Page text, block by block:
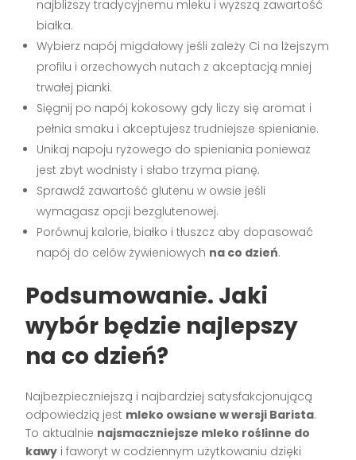
najbliższy tradycyjnemu mleku i wyższą zawartość
białka.
Wybierz napój migdałowy jeśli zależy Ci na lżejszym
profilu i orzechowych nutach z akceptacją mniej
trwałej pianki.
Sięgnij po napój kokosowy gdy liczy się aromat i
pełnia smaku i akceptujesz trudniejsze spienianie.
Unikaj napoju ryżowego do spieniania ponieważ
jest zbyt wodnisty i słabo trzyma pianę.
Sprawdź zawartość glutenu w owsie jeśli
wymagasz opcji bezglutenowej.
Porównuj kalorie, białko i tłuszcz aby dopasować
napój do celów żywieniowych na co dzień.
Podsumowanie. Jaki
wybór będzie najlepszy
na co dzień?
Najbezpieczniejszą i najbardziej satysfakcjonującą
odpowiedzią jest mleko owsiane w wersji Barista.
To aktualnie najsmaczniejsze mleko roślinne do
kawy i faworyt w codziennym użytkowaniu dzięki